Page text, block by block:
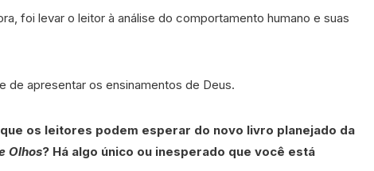
foi levar o leitor à análise do comportamento humano e suas
de apresentar os ensinamentos de Deus.
os leitores podem esperar do novo livro planejado da
Olhos? Há algo único ou inesperado que você está